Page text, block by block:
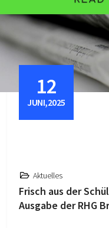
12
JUNI,2025
Aktuelles
Frisch aus der
Ausgabe der RHG